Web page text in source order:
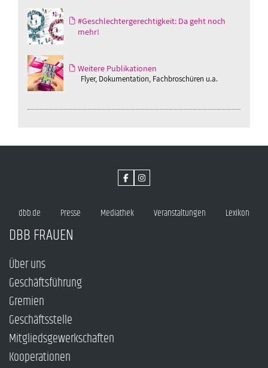
#Geschlechtergerechtigkeit: Da geht noch
mehr!
Weitere Publikationen
Flyer, Dokumentation, Fachbroschüren u.a.
dbb.de Presse Mediathek Veranstaltungen Lexikon
DBB FRAUEN
Über uns
Geschäftsführung
Gremien
Geschäftsstelle
Mitgliedsgewerkschaften
Kooperationen